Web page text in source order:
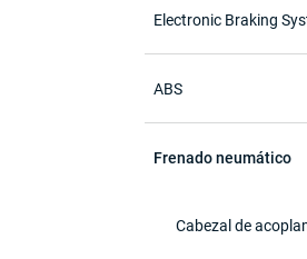
Electronic Braking
ABS
Frenado neumático
Cabezal de